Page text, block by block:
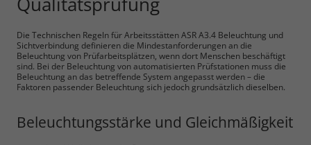
Die Technischen Regeln für Arbeitsstätten ASR A3.4 Beleuchtung und
Sichtverbindung definieren die Mindestanforderungen an die
Beleuchtung von Prüfarbeitsplätzen, wenn dort Menschen beschäftigt
sind. Bei der Beleuchtung von automatisierten Prüfstationen muss die
Beleuchtung an das betreffende System angepasst werden – die
Faktoren passender Beleuchtung sich jedoch grundsätzlich dieselben.
Beleuchtungsstärke und Gleichmäßigkeit